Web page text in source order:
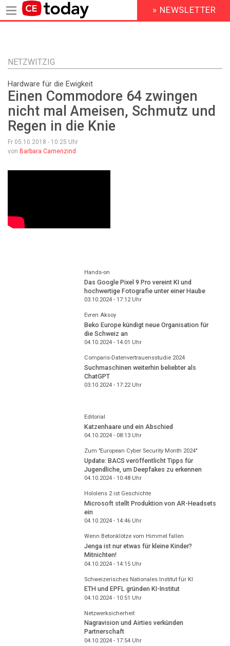
Inhalt
HEADER
MENU
» NEWSLETTER
NETZWITZIG
Hardware für die Ewigkeit
Einen Commodore 64 zwingen
nicht mal Ameisen, Schmutz und
Regen in die Knie
Fr 05.10.2018 - 10:25 Uhr
von Barbara Camenzind
Hands-on
Das Google Pixel 9 Pro vereint KI und
hochwertige Fotografie unter einer Haube
03.10.2024 - 17:12Uhr
Evren Aksoy
Beko Europe kündigt neue Organisation für
die Schweiz an
04.10.2024 - 14:01 Uhr
Comparis-Datenvertrauensstudie 2024
Suchmaschinen weiterhin beliebter als
ChatGPT
03.10.2024 - 17:22Uhr
Editorial
Katzenhaare und ein Abschied
04.10.2024 - 08:13Uhr
Zum "European Cyber Security Month 2024"
Update: BACS veröffentlicht Tipps für
Jugendliche, um Deepfakes zu erkennen
04.10.2024 - 10:48Uhr
Hololens 2 ist Geschichte
Microsoft stellt Produktion von AR-Headsets
ein
04.10.2024 - 14:46Uhr
Wenn Betonklötze vom Himmel fallen
Jenga ist nur etwas für kleine Kinder?
Mitnichten!
04.10.2024 - 14:15Uhr
Schweizerisches Nationales Institut für KI
ETH und EPFL gründen KI-Institut
04.10.2024 - 10:51 Uhr
Netzwerksicherheit
Nagravision und Airties verkünden
Partnerschaft
04.10.2024 - 17:54Uhr